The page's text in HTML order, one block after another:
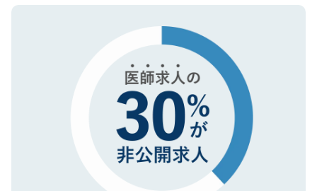
で、機密保持に関してもご安心ください。
ので、まずはご登録ください。